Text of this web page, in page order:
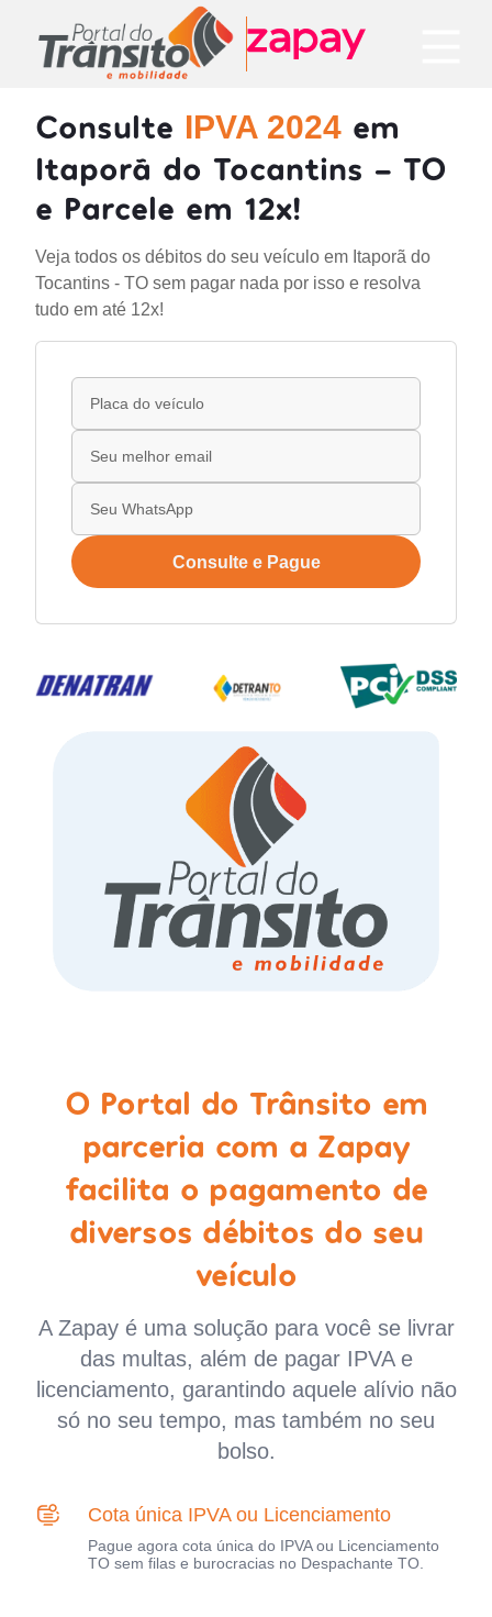
Consulte IPVA 2024 em
Itaporã do Tocantins - TO
e Parcele em 12x!
Veja todos os débitos do seu veículo em Itaporã do
Tocantins - TO sem pagar nada por isso e resolva
tudo em até 12x!
Consulte e Pague
O Portal do Trânsito em
parceria com a Zapay
facilita o pagamento de
diversos débitos do seu
veículo
A Zapay é uma solução para você se livrar
das multas, além de pagar IPVA e
licenciamento, garantindo aquele alívio não
só no seu tempo, mas também no seu
bolso.
Cota única IPVA ou Licenciamento
Pague agora cota única do IPVA ou Licenciamento
TO sem filas e burocracias no Despachante TO.